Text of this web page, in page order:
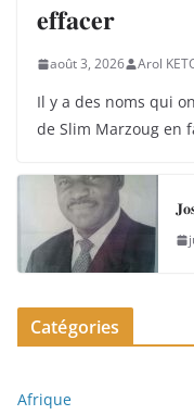
𝐞𝐟𝐟𝐚𝐜𝐞𝐫
août 3, 2026 Arol
Il y a des noms qui
de Slim Marzoug en
Catégories
Afrique